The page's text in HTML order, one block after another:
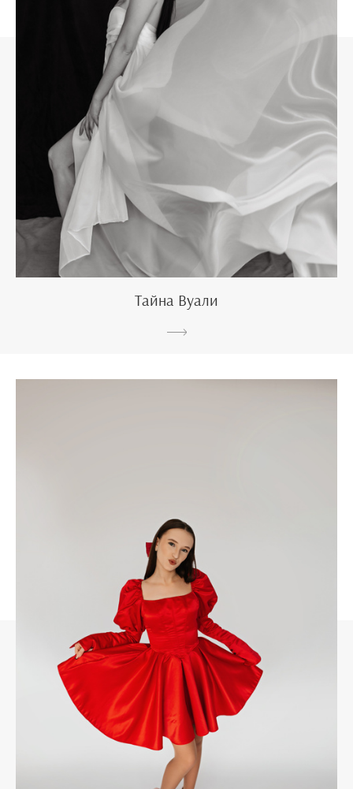
Тайна Вуали